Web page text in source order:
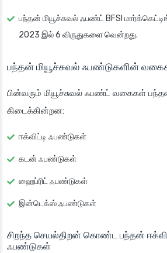
பந்தன் மியூச்சுவல் ஃபண்ட் BFSI
2023 இல் 6 விருதுகளை வென்றது.
பந்தன் மியூச்சுவல் ஃபண்டுகளின்
பின்வரும் மியூச்சுவல் ஃபண்ட் வகைகள்
கிடைக்கின்றன:
ஈக்விட்டி ஃபண்டுகள்
கடன் ஃபண்டுகள்
ஹைப்ரிட் ஃபண்டுகள்
இன்டெக்ஸ் ஃபண்டுகள்
சிறந்த செயல்திறன் கொண்ட பந்தன்
ஃபண்டுகள்